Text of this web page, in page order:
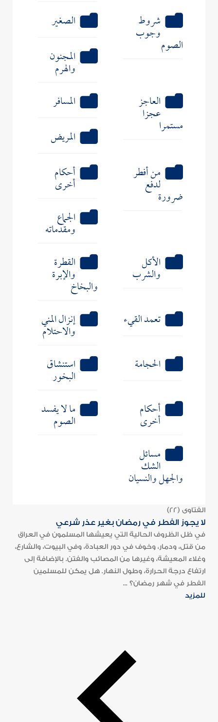
شروط
وجوب
الصوم
الصغير
المجنون
والهرم
العاجز
عجزا
مستمرا
المسافر
المريض
من أفطر
لدفع
ضرورة
أحكام
أخرى
الجماع
ومقدماته
الأكل
والشرب
القطرة
والإبرة
والبخاخ
تعمد القيء
إنزال المني
والاحتلام
الحجامة
استنشاق
البخور
أحكام
أخرى
ما لا يفسد
الصوم
مسائل
الشك
والجهل والنسيان
الفتاوى (22)
لا يجوز الفطر في رمضان بغير عذر شرعي
في ظل الظروف الحالية التي يعيشها المسلمون في العراق
من قتل، ودمار، وخوف في دور العبادة، وفي البيوت، والشارع،
وغلاء المعيشة، وغيرها من المصائب والفتن. بالإضافة إلى
ارتفاع درجة الحرارة، وطول النهار. هل يمكن للمسلمين
الفطر في شهر رمضان؟ ...
للمزيد